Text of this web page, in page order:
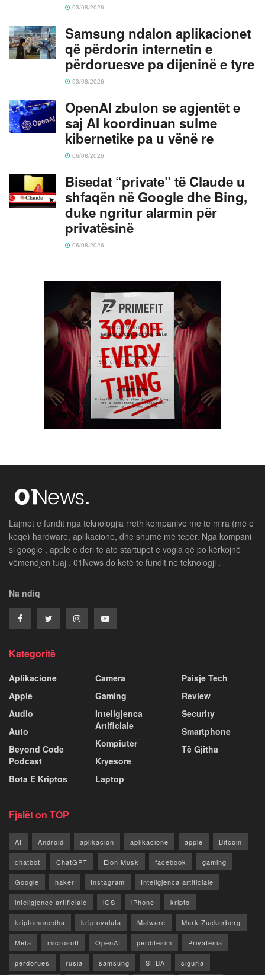
03/08/2026
Samsung ndalon aplikacionet
që përdorin internetin e
përdoruesve pa dijeninë e tyre
03/08/2026
OpenAI zbulon se agjentët e
saj AI koordinuan sulme
kibernetike pa u vënë re
06/08/2026
Bisedat “private” të Claude u
shfaqën në Google dhe Bing,
duke ngritur alarmin për
privatësinë
06/08/2026
Lajmet e fundit nga teknologjia rreth kompanive me te mira (më e
keqe) hardware, aplikacione, dhe shumë më tepër. Nga kompani
si google , apple e deri te ato startupet e vogla që po kërkojnë
vëmendjen tuaj . 01News do ketë te fundit ne teknologji .
Na ndiq
Kategoritë
Aplikacione
Apple
Audio
Auto
Beyond Code
Podcast
Bota E Kriptos
Camera
Gaming
Inteligjenca
Artificiale
Kompiuter
Kryesore
Laptop
Paisje Tech
Review
Security
Smartphone
Të Gjitha
Fjalët on TOP
AI Android aplikacion aplikacione apple Bitcoin
chatbot ChatGPT Elon Musk facebook gaming
Google haker Instagram Inteligjenca artificiale
inteligjence artificiale iOS iPhone kripto
kriptomonedha kriptovaluta Malware Mark Zuckerberg
Meta microsoft OpenAI perditesim Privatësia
përdorues rusia samsung SHBA siguria